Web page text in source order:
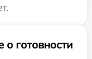
готовности